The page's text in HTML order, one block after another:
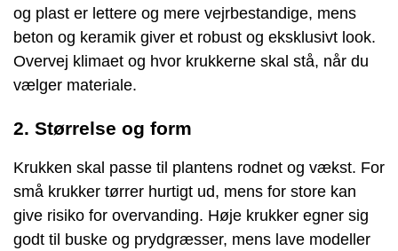
og plast er lettere og mere vejrbestandige, mens
beton og keramik giver et robust og eksklusivt look.
Overvej klimaet og hvor krukkerne skal stå, når du
vælger materiale.
2. Størrelse og form
Krukken skal passe til plantens rodnet og vækst. For
små krukker tørrer hurtigt ud, mens for store kan
give risiko for overvanding. Høje krukker egner sig
godt til buske og prydgræsser, mens lave modeller